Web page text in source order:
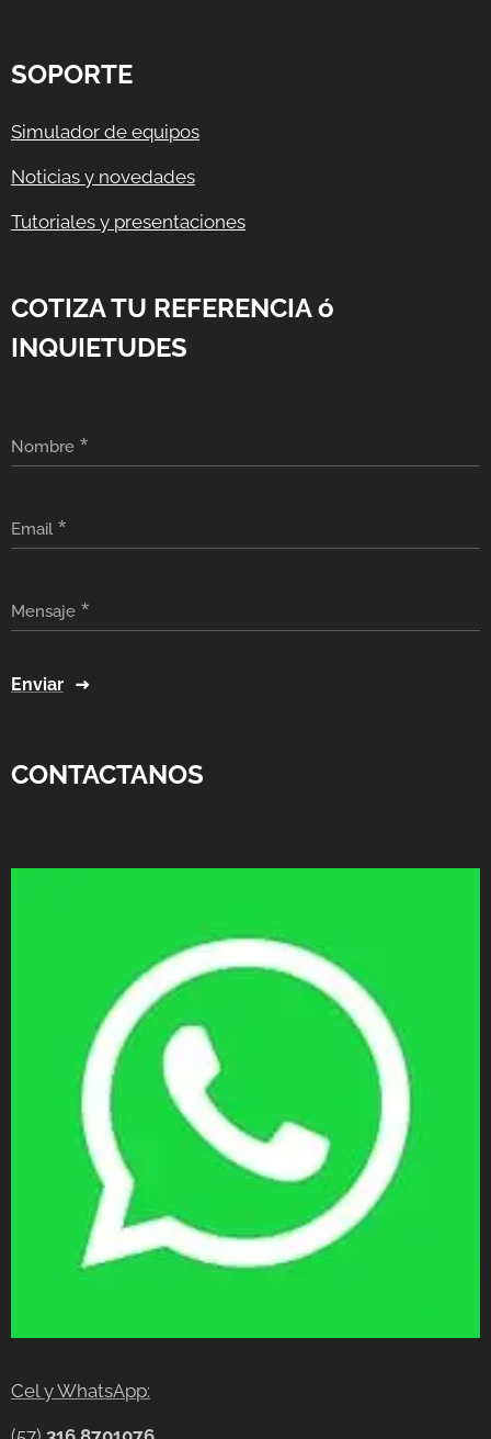
SOPORTE
Simulador de equipos
Noticias y novedades
Tutoriales y presentaciones
COTIZA TU REFERENCIA ó
INQUIETUDES
Nombre
Email
Mensaje
Enviar
CONTACTANOS
Cel y WhatsApp: